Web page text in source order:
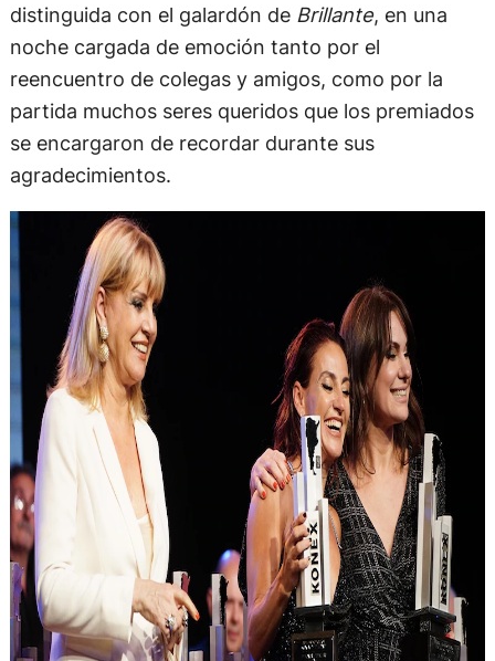
distinguida con el galardón deBrillante, en una
noche cargada de emoción tanto por el
reencuentro de colegas y amigos, como por la
partida muchos seres queridos que los premiados
se encargaron de recordar durante sus
agradecimientos.